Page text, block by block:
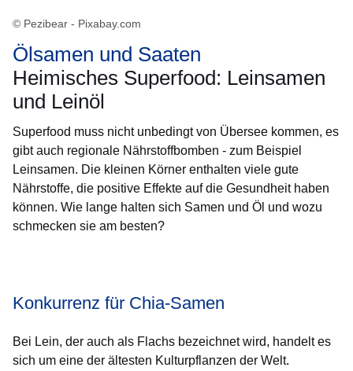
© Pezibear - Pixabay.com
Ölsamen und Saaten
Heimisches Superfood: Leinsamen
und Leinöl
Superfood muss nicht unbedingt von Übersee kommen, es
gibt auch regionale Nährstoffbomben - zum Beispiel
Leinsamen. Die kleinen Körner enthalten viele gute
Nährstoffe, die positive Effekte auf die Gesundheit haben
können. Wie lange halten sich Samen und Öl und wozu
schmecken sie am besten?
Konkurrenz für Chia-Samen
Bei Lein, der auch als Flachs bezeichnet wird, handelt es
sich um eine der ältesten Kulturpflanzen der Welt.